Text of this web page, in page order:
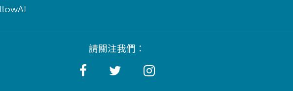
請關注我們：